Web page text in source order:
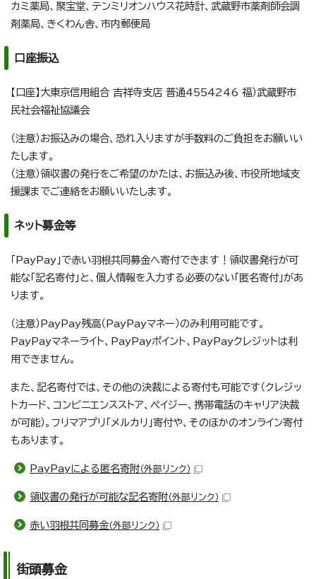
カミ薬局、聚宝堂、テンミリオンハウス花時計、武蔵野市薬剤師会調
剤薬局、きくわん舎、市内郵便局
口座振込
【口座】大東京信用組合 吉祥寺支店 普通4554246 福）武蔵野市
民社会福祉協議会
（注意）お振込みの場合、恐れ入りますが手数料のご負担をお願いい
たします。
（注意）領収書の発行をご希望のかたは、お振込み後、市役所地域支
援課までご連絡をお願いいたします。
ネット募金等
「PayPay」で赤い羽根共同募金へ寄付できます！領収書発行が可
能な「記名寄付」と、個人情報を入力する必要のない「匿名寄付」があ
ります。
（注意）PayPay残高（PayPayマネー）のみ利用可能です。
PayPayマネーライト、PayPayポイント、PayPayクレジットは利
用できません。
また、記名寄付では、その他の決裁による寄付も可能です（クレジッ
トカード、コンビニエンスストア、ペイジー、携帯電話のキャリア決裁
が可能）。フリマアプリ「メルカリ」寄付や、そのほかのオンライン寄付
もあります。
PayPayによる匿名寄附（外部リンク）
領収書の発行が可能な記名寄附（外部リンク）
赤い羽根共同募金（外部リンク）
街頭募金